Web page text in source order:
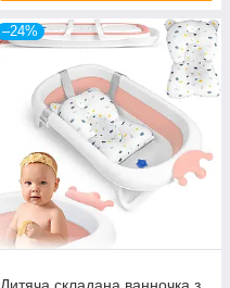
–24%